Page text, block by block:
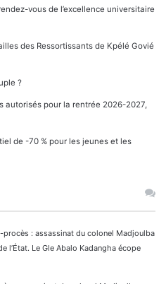
vous de l’excellence universitaire
des Ressortissants de Kpélé Govié
?
autorisés pour la rentrée 2026-2027,
de -70 % pour les jeunes et les
procès : assassinat du colonel Madjoulba
l’État. Le Gle Abalo Kadangha écope